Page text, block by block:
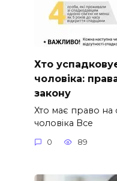
Хто
чоловіка:
закону
Хто має право на
чоловіка Все
0 89